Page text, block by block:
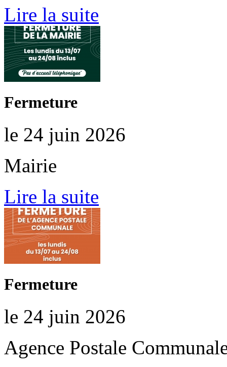
Lire la suite
Fermeture
le 24 juin 2026
Mairie
Lire la suite
Fermeture
le 24 juin 2026
Agence Postale